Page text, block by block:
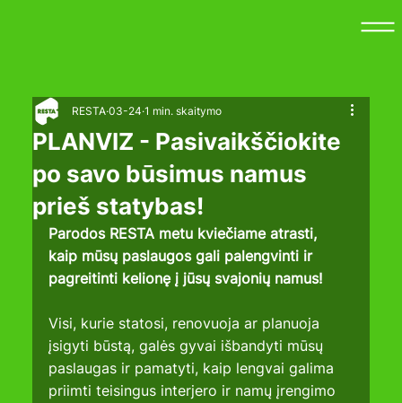
PLANVIZ - Pasivaikščiokite
po savo būsimus namus
prieš statybas!
RESTA 03-24 1 min. skaitymo
Parodos RESTA metu kviečiame atrasti,
kaip mūsų paslaugos gali palengvinti ir
pagreitinti kelionę į jūsų svajonių namus!
Visi, kurie statosi, renovuoja ar planuoja
įsigyti būstą, galės gyvai išbandyti mūsų
paslaugas ir pamatyti, kaip lengvai galima
priimti teisingus interjero ir namų įrengimo